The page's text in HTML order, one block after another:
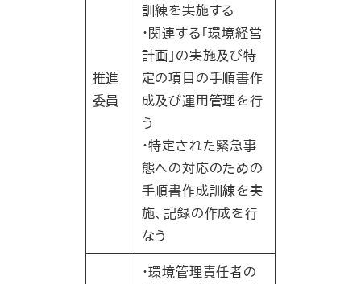
推進
委員
訓練を実施する
・関連する｢環境経営
計画｣の実施及び特
定の項目の手順書作
成及び運用管理を行
う
・特定された緊急事
態への対応のための
手順書作成訓練を実
施、記録の作成を行
なう
・環境管理責任者の